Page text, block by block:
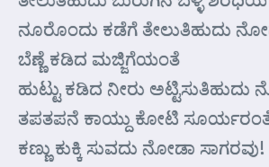
ನೂರೊಂದು ಕಡೆಗೆ ತೇಲುತಿಹುದು
ಬೆಣ್ಣೆ ಕಡಿದ ಮಜ್ಜಿಗೆಯಂತೆ
ಹುಟ್ಟು ಕಡಿದ ನೀರು ಅಟ್ಟಿಸುತಿಹುದು
ತಪತಪನೆ ಕಾಯ್ದು ಕೋಟಿ
ಕಣ್ಣು ಕುಕ್ಕಿ ಸುವದು ನೋಡಾ ಸಾಗರವು!